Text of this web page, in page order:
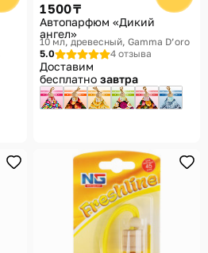
1 500 ₸
Автопарфюм «Дикий
ангел»
10 мл, древесный Gamma D’oro
5.0
4 отзыва
Доставим
бесплатно завтра